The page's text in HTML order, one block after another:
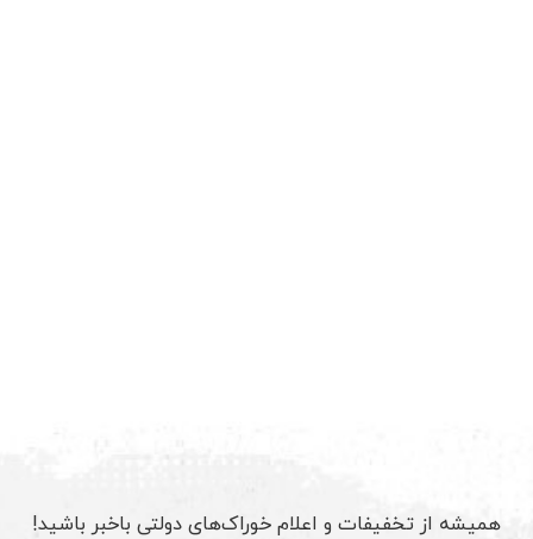
همیشه از تخفیفات و اعلام خوراک‌های دولتی باخبر باشید!